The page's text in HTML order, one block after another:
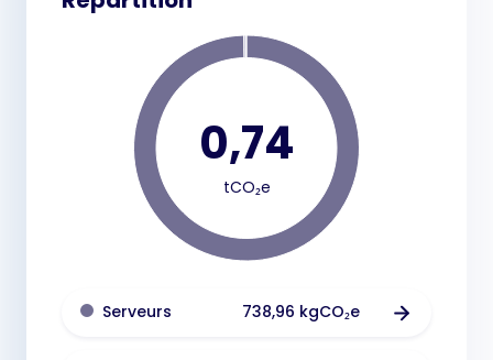
0,74
tCO₂e
Serveurs 738,96 kgCO₂e